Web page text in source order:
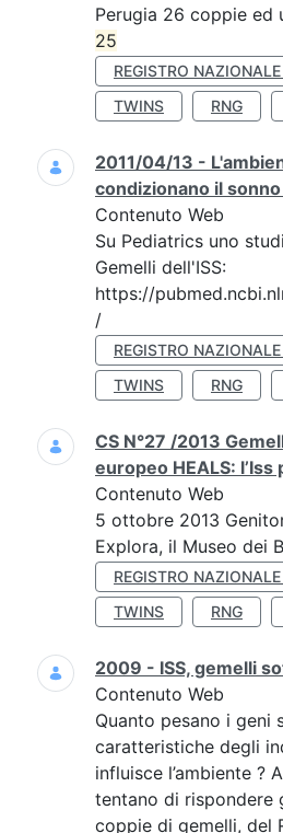
Perugia 26 coppie ed
25
REGISTRO
TWINS
RNG
2011/04/13 -
condizionano il
Contenuto Web
Su Pediatrics uno
Gemelli dell'ISS:
https://
/
REGISTRO
TWINS
RNG
CS N°27 /2013
europeo HEALS:
Contenuto Web
5 ottobre 2013
Explora, il Museo dei
REGISTRO
TWINS
RNG
2009 - ISS, gemelli
Contenuto Web
Quanto pesano i geni
caratteristiche degli
influisce l’ambiente ?
tentano di rispondere
coppie di gemelli, del